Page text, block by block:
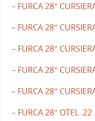
– FURCA 28″
– FURCA 28″
– FURCA 28″
– FURCA 28″
– FURCA 28″
– FURCA 28″ OTEL .22